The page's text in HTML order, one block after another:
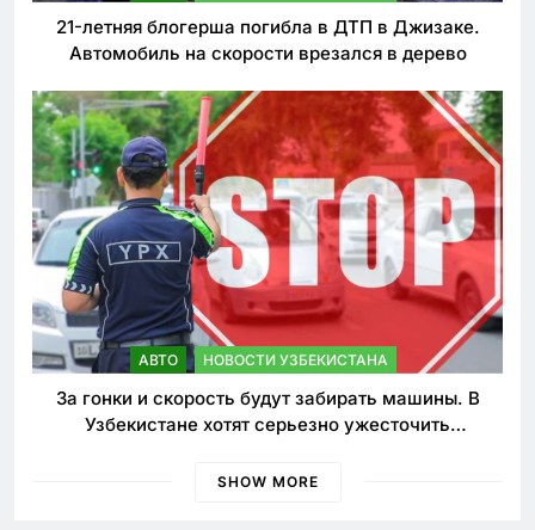
21-летняя блогерша погибла в ДТП в Джизаке.
Автомобиль на скорости врезался в дерево
АВТО НОВОСТИ УЗБЕКИСТАНА
За гонки и скорость будут забирать машины. В
Узбекистане хотят серьезно ужесточить
SHOW MORE